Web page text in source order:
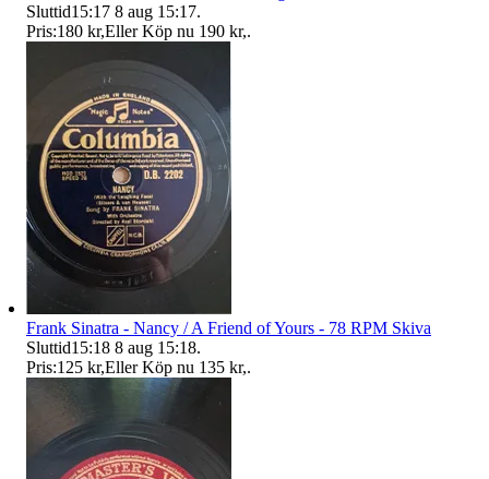
Sluttid15:17 8 aug 15:17.
Pris:180 kr,Eller Köp nu 190 kr,.
Frank Sinatra - Nancy / A Friend of Yours - 78 RPM Skiva
Sluttid15:18 8 aug 15:18.
Pris:125 kr,Eller Köp nu 135 kr,.